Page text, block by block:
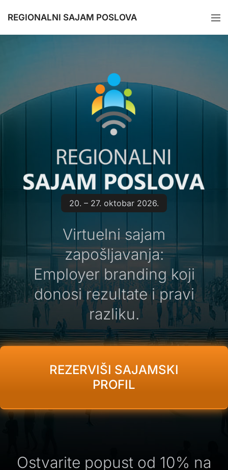
REGIONALNI SAJAM POSLOVA
20. – 27. oktobar 2026.
Virtuelni sajam
zapošljavanja:
Employer branding koji
donosi rezultate i pravi
razliku.
REZERVIŠI SAJAMSKI
PROFIL
Ostvarite popust od 10% na